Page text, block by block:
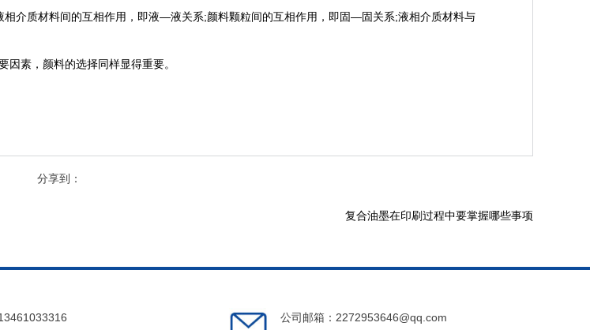
介质材料间的互相作用，即液—液关系;颜料颗粒间的互相作用，即固—固关系;液相介质材料与
素，颜料的选择同样显得重要。
分享到：
复合油墨在印刷过程中要掌握哪些事项
公司邮箱：2272953646@qq.com